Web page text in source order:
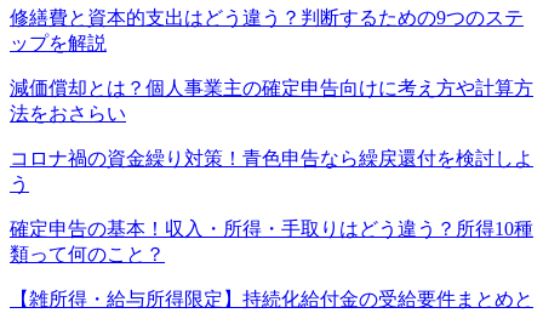
修繕費と資本的支出はどう違う？判断するための9つのステ
ップを解説
減価償却とは？個人事業主の確定申告向けに考え方や計算方
法をおさらい
コロナ禍の資金繰り対策！青色申告なら繰戻還付を検討しよ
う
確定申告の基本！収入・所得・手取りはどう違う？所得10種
類って何のこと？
【雑所得・給与所得限定】持続化給付金の受給要件まとめと